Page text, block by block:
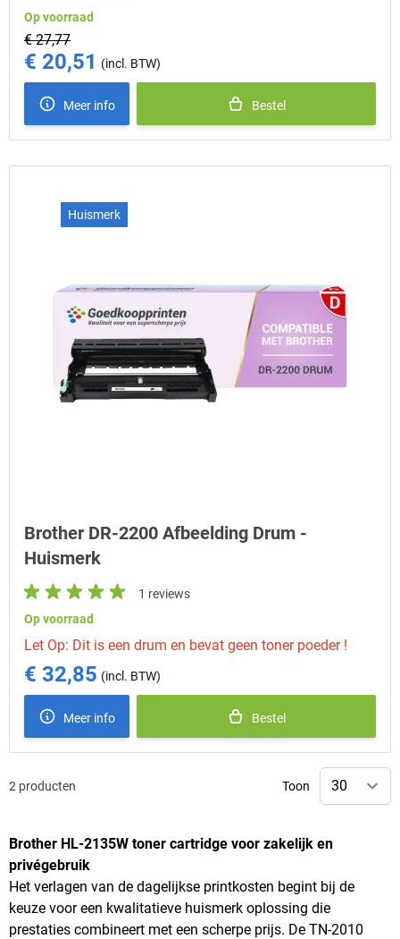
Op voorraad
€ 27,77
Special Price
€ 20,51
Meer info Bestel
Huismerk
Brother DR-2200 Afbeelding Drum -
Huismerk
1 reviews
Op voorraad
Let Op: Dit is een drum en bevat geen toner poeder !
€ 32,85
Meer info Bestel
2 producten Toon
Brother HL-2135W toner cartridge voor zakelijk en
privégebruik
Het verlagen van de dagelijkse printkosten begint bij de
keuze voor een kwalitatieve huismerk oplossing die
prestaties combineert met een scherpe prijs. De TN-2010